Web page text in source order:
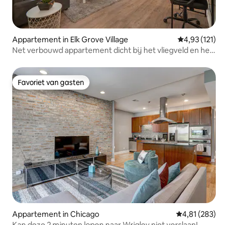
Appartement in Elk Grove Village Gemiddelde
4,93 (121)
Net verbouwd appartement dicht bij het vliegveld en het
Favoriet van gasten
Favoriet van gasten
Appartement in Chicago Gemiddelde
4,81 (283)